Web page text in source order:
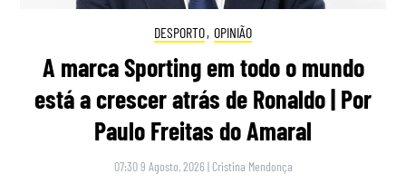
DESPORTO, OPINIÃO
A marca Sporting em todo o mundo
está a crescer atrás de Ronaldo | Por
Paulo Freitas do Amaral
07:30 9 Agosto, 2026 | Cristina Mendonça